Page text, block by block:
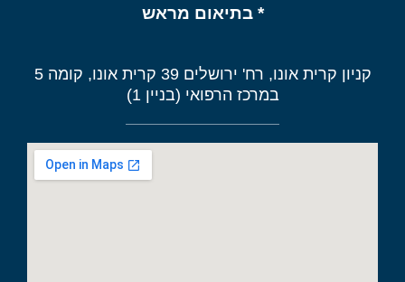
* בתיאום מראש
קניון קרית אונו, רח' ירושלים 39 קרית אונו, קומה 5
במרכז הרפואי (בניין 1)